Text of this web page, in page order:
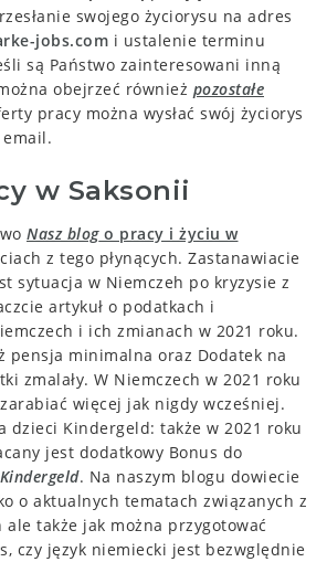
swojego życiorysu na adres
jobs.com i ustalenie terminu
są Państwo zainteresowani inną
obejrzeć również pozostałe
pracy można wysłać swój życiorys
w Saksonii
Nasz blogo pracy i życiu w
z tego płynących. Zastanawiacie
sytuacja w Niemczeh po kryzysie z
artykuł o podatkach i
i ich zmianach w 2021 roku.
pensja minimalna oraz Dodatek na
zmalały. W Niemczech w 2021 roku
więcej jak nigdy wcześniej.
dzieci Kindergeld: także w 2021 roku
jest dodatkowy Bonus do
Kindergeld. Na naszym blogu dowiecie
o aktualnych tematach związanych z
ale także jak można przygotować
czy język niemiecki jest bezwględnie